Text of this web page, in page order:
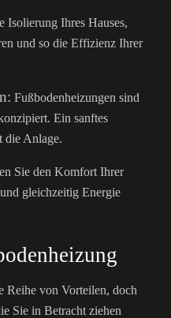
Isolierung Ihres Hauses,
und so die Effizienz Ihrer
Fußbodenheizungen sind
Ein sanftes
die Anlage.
Sie den Komfort Ihrer
gleichzeitig Energie
Reihe von Vorteilen, doch
Sie in Betracht ziehen